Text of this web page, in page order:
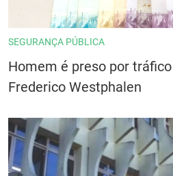
SEGURANÇA PÚBLICA
Homem é preso por
Frederico Westphalen